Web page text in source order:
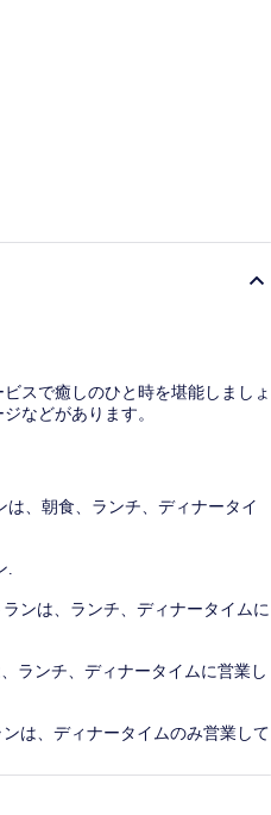
スで癒しのひと時を堪能しましょ
などがあります。
は、朝食、ランチ、ディナータイ
.
ンは、ランチ、ディナータイムに
ランチ、ディナータイムに営業し
は、ディナータイムのみ営業して